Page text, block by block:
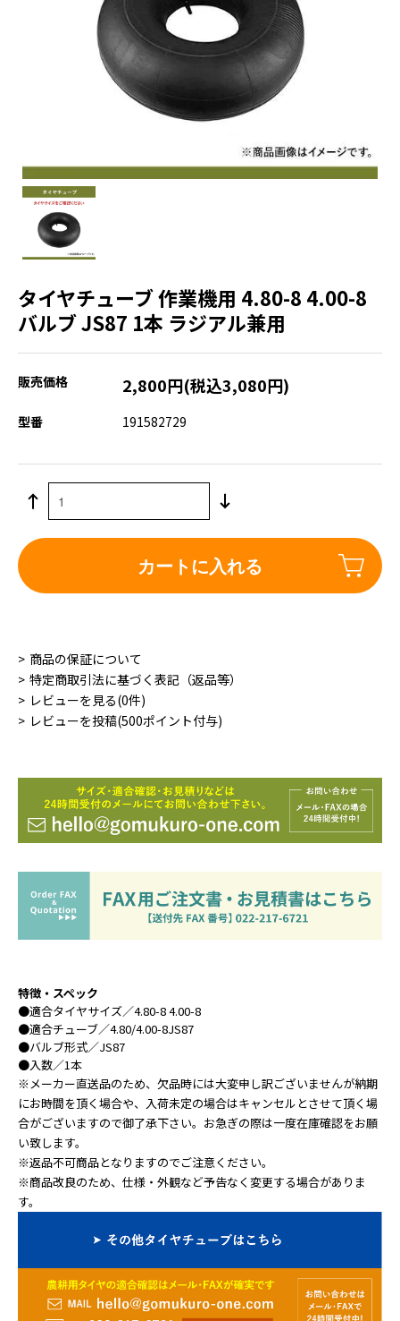
タイヤチューブ 作業機用 4.80-8 4.00-8
バルブ JS87 1本 ラジアル兼用
販売価格 2,800円(税込3,080円)
型番 191582729
カートに入れる
商品の保証について
特定商取引法に基づく表記（返品等）
レビューを見る(0件)
レビューを投稿(500ポイント付与)
特徴・スペック
●適合タイヤサイズ／4.80-8 4.00-8
●適合チューブ／4.80/4.00-8JS87
●バルブ形式／JS87
●入数／1本
※メーカー直送品のため、欠品時には大変申し訳ございませんが納期
にお時間を頂く場合や、入荷未定の場合はキャンセルとさせて頂く場
合がございますので御了承下さい。お急ぎの際は一度在庫確認をお願
い致します。
※返品不可商品となりますのでご注意ください。
※商品改良のため、仕様・外観など予告なく変更する場合がありま
す。